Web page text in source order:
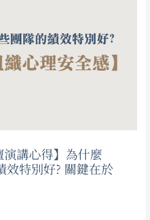
演講心得】為什麼
特別好? 關鍵在於